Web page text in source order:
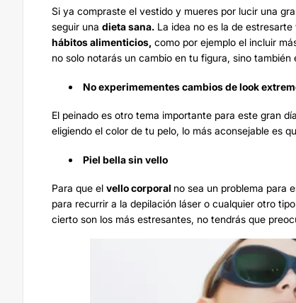
Si ya compraste el vestido y mueres por lucir una
seguir una dieta sana. La idea no es la de
hábitos alimenticios, como por ejemplo el incluir
no solo notarás un cambio en tu figura, sino también
No experimementes cambios de look
El peinado es otro tema importante para este gran
eligiendo el color de tu pelo, lo más aconsejable es
Piel bella sin vello
Para que el vello corporal no sea un problema para
para recurrir a la depilación láser o cualquier otro
cierto son los más estresantes, no tendrás que